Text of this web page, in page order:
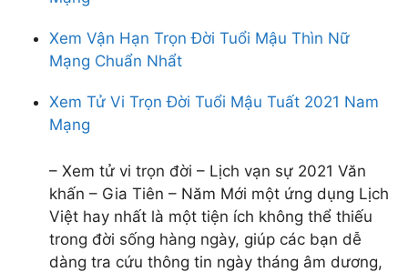
Xem Vận Hạn Trọn Đời Tuổi Mậu Thìn Nữ
Mạng Chuẩn Nhẩt
Xem Tử Vi Trọn Đời Tuổi Mậu Tuất 2021 Nam
Mạng
– Xem tử vi trọn đời – Lịch vạn sự 2021 Văn
khấn – Gia Tiên – Năm Mới một ứng dụng Lịch
Việt hay nhất là một tiện ích không thể thiếu
trong đời sống hàng ngày, giúp các bạn dễ
dàng tra cứu thông tin ngày tháng âm dương,